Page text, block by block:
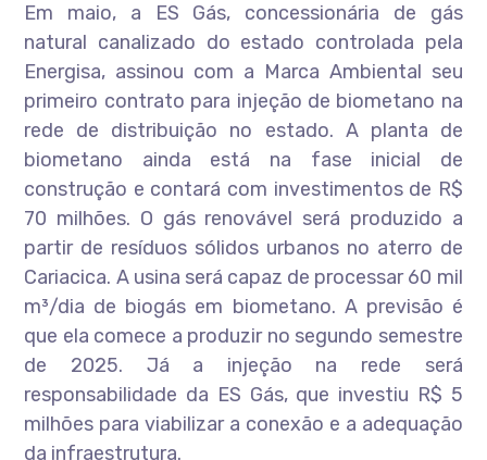
Em maio, a ES Gás, concessionária de gás
natural canalizado do estado controlada pela
Energisa, assinou com a Marca Ambiental seu
primeiro contrato para injeção de biometano na
rede de distribuição no estado. A planta de
biometano ainda está na fase inicial de
construção e contará com investimentos de R$
70 milhões. O gás renovável será produzido a
partir de resíduos sólidos urbanos no aterro de
Cariacica. A usina será capaz de processar 60 mil
m³/dia de biogás em biometano. A previsão é
que ela comece a produzir no segundo semestre
de 2025. Já a injeção na rede será
responsabilidade da ES Gás, que investiu R$ 5
milhões para viabilizar a conexão e a adequação
da infraestrutura.